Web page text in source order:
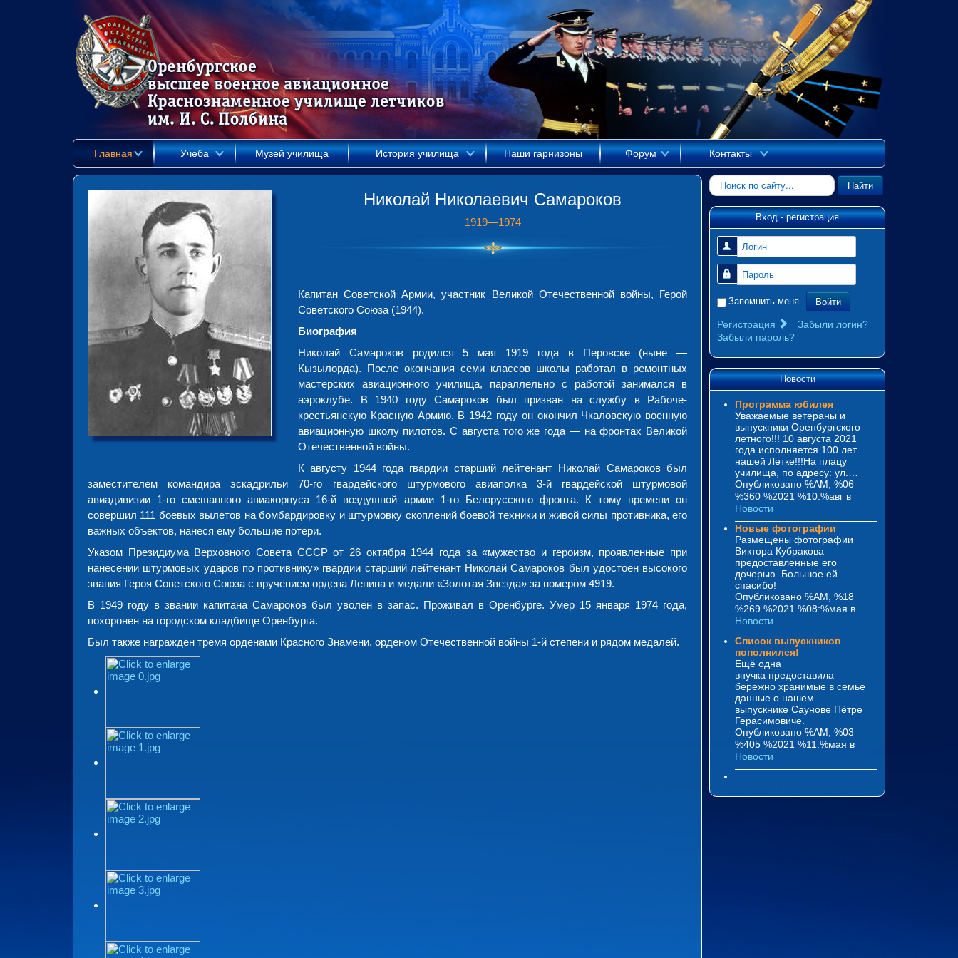
Главная Учеба Музей училища История училища Наши гарнизоны Форум Контакты
Николай Николаевич Самароков
1919—1974
Капитан Советской Армии, участник Великой Отечественной войны, Герой
Советского Союза (1944).
Биография
Николай Самароков родился 5 мая 1919 года в Перовске (ныне —
Кызылорда). После окончания семи классов школы работал в ремонтных
мастерских авиационного училища, параллельно с работой занимался в
аэроклубе. В 1940 году Самароков был призван на службу в Рабоче-
крестьянскую Красную Армию. В 1942 году он окончил Чкаловскую военную
авиационную школу пилотов. С августа того же года — на фронтах Великой
Отечественной войны.
К августу 1944 года гвардии старший лейтенант Николай Самароков был
заместителем командира эскадрильи 70-го гвардейского штурмового авиаполка 3-й гвардейской штурмовой
авиадивизии 1-го смешанного авиакорпуса 16-й воздушной армии 1-го Белорусского фронта. К тому времени он
совершил 111 боевых вылетов на бомбардировку и штурмовку скоплений боевой техники и живой силы противника, его
важных объектов, нанеся ему большие потери.
Указом Президиума Верховного Совета СССР от 26 октября 1944 года за «мужество и героизм, проявленные при
нанесении штурмовых ударов по противнику» гвардии старший лейтенант Николай Самароков был удостоен высокого
звания Героя Советского Союза с вручением ордена Ленина и медали «Золотая Звезда» за номером 4919.
В 1949 году в звании капитана Самароков был уволен в запас. Проживал в Оренбурге. Умер 15 января 1974 года,
похоронен на городском кладбище Оренбурга.
Был также награждён тремя орденами Красного Знамени, орденом Отечественной войны 1-й степени и рядом медалей.
Искать... Найти
Вход - регистрация
Логин
Пароль
Запомнить меня Войти
Регистрация
Забыли логин?
Забыли пароль?
Новости
Программа юбилея
Уважаемые ветераны и
выпускники Оренбургского
летного!!! 10 августа 2021
года исполняется 100 лет
нашей Летке!!!На плацу
училища, по адресу: ул.…
Опубликовано %AM, %06
%360 %2021 %10:%авг в
Новости
Новые фотографии
Размещены фотографии
Виктора Кубракова
предоставленные его
дочерью. Большое ей
спасибо!
Опубликовано %AM, %18
%269 %2021 %08:%мая в
Новости
Список выпускников
пополнился!
Ещё одна
внучка предоставила
бережно хранимые в семье
данные о нашем
выпускнике Саунове Пётре
Герасимовиче.
Опубликовано %AM, %03
%405 %2021 %11:%мая в
Новости